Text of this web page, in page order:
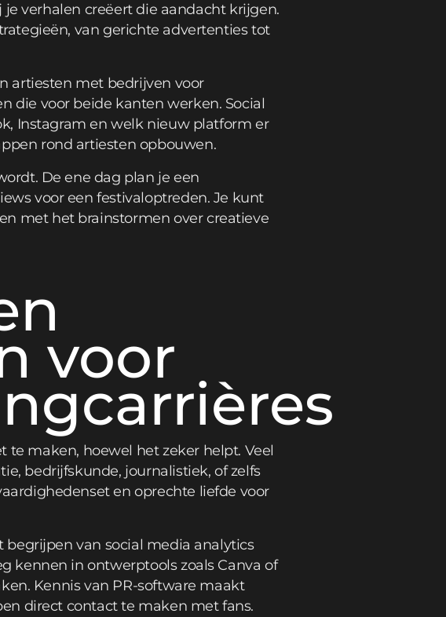
verhalen creëert die aandacht krijgen.
van gerichte advertenties tot
artiesten met bedrijven voor
die voor beide kanten werken. Social
Instagram en welk nieuw platform er
rond artiesten opbouwen.
De ene dag plan je een
voor een festivaloptreden. Je kunt
met het brainstormen over creatieve
voor
te maken, hoewel het zeker helpt. Veel
bedrijfskunde, journalistiek, of zelfs
en oprechte liefde voor
van social media analytics
kennen in ontwerptools zoals Canva of
Kennis van PR-software maakt
direct contact te maken met fans.